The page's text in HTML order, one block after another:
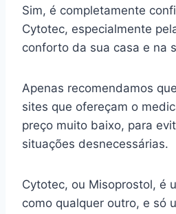
Sim, é completamente
Cytotec, especialmente
conforto da sua casa e na
Apenas recomendamos
sites que ofereçam o
preço muito baixo, para
situações desnecessárias.
Cytotec, ou Misoprostol, é
como qualquer outro, e só